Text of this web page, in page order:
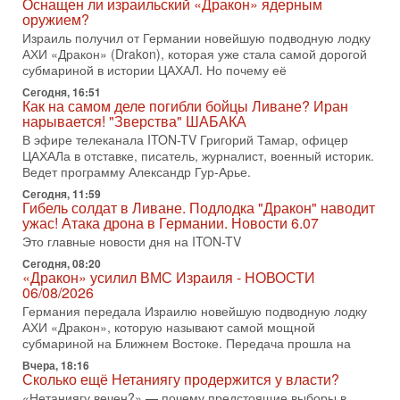
31-07-2026, 17:00
Тайны закрытых дверей: о чём на самом деле
молчат Трамп и Нетаньяху?
Недавний визит премьер-министра Израиля Биньямина
Нетаньяху в США и его встреча с Дональдом Трампом
оставили больше вопросов, чем ответов. Полная
31-07-2026, 15:18
Иран готовит покушение на Нетаниягу! Трамп не
хочет эскалации, но КСИР готовит взрыв!
В эфире телеканала ITON-TV СЕРГЕЙ МИГДАЛЬ, эксперт
по вопросам безопасности, офицер запаса
Международного управления полиции Израиля, автор
31-07-2026, 09:02
Битва за разоружение ХАМАСа - НОВОСТИ
31/07/2026
Сегодня президент США Дональд Трамп заявил о
достижении исторического соглашения о полном
разоружении ХАМАСа и других вооруженных группировок в
30-07-2026, 17:59
Иран доведет Трампа до крайних мер? Разбор и
оценка от военного обозревателя Давида Шарпа
Ситуация вокруг противостояния Ирана и США накаляется
оружием?
Израиль получил от Германии новейшую подводную лодку
АХИ «Дракон» (Drakon), которая уже стала самой дорогой
субмариной в истории ЦАХАЛ. Но почему её
Сегодня, 16:51
Как на самом деле погибли бойцы Ливане? Иран
нарывается! "Зверства" ШАБАКА
В эфире телеканала ITON-TV Григорий Тамар, офицер
ЦАХАЛа в отставке, писатель, журналист, военный историк.
Ведет программу Александр Гур-Арье.
Сегодня, 11:59
Гибель солдат в Ливане. Подлодка "Дракон" наводит
ужас! Атака дрона в Германии. Новости 6.07
Это главные новости дня на ITON-TV
Сегодня, 08:20
«Дракон» усилил ВМС Израиля - НОВОСТИ
06/08/2026
Германия передала Израилю новейшую подводную лодку
АХИ «Дракон», которую называют самой мощной
субмариной на Ближнем Востоке. Передача прошла на
Вчера, 18:16
Сколько ещё Нетаниягу продержится у власти?